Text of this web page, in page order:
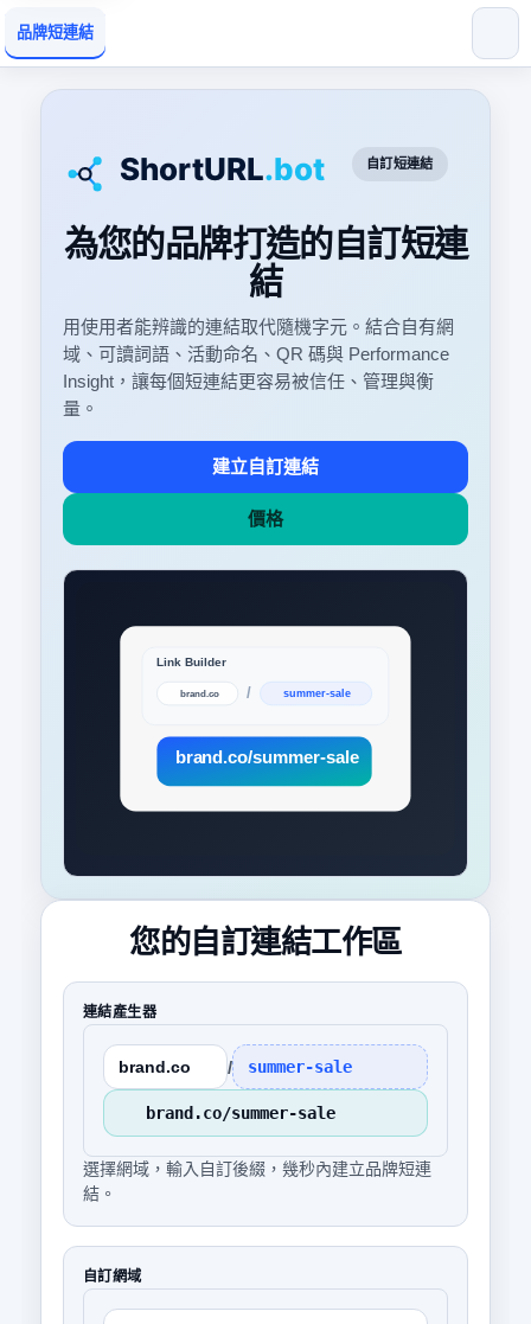
品牌短連結
自訂短連結
為您的品牌打造的自訂短連
結
用使用者能辨識的連結取代隨機字元。結合自有網
域、可讀詞語、活動命名、QR 碼與 Performance
Insight，讓每個短連結更容易被信任、管理與衡
量。
建立自訂連結
價格
您的自訂連結工作區
連結產生器
brand.co / summer-sale
brand.co/summer-sale
選擇網域，輸入自訂後綴，幾秒內建立品牌短連
結。
自訂網域